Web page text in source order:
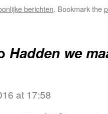
berichten. Bookmark the
Hadden we
at 17:58